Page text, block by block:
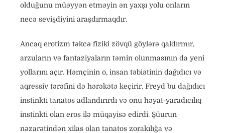
olduğunu müəyyən etməyin ən yaxşı yolu onların
necə sevişdiyini araşdırmaqdır.
Ancaq erotizm təkcə fiziki zövqü göylərə qaldırmır,
arzuların və fantaziyaların təmin olunmasının da yeni
yollarını açır. Həmçinin o, insan təbiətinin dağıdıcı və
aqressiv tərəfini də hərəkətə keçirir. Freyd bu dağıdıcı
instinkti tanatos adlandırırdı və onu həyat-yaradıcılıq
instinkti olan eros ilə müqayisə edirdi. Şüurun
nəzarətindən xilas olan tanatos zorakılığa və